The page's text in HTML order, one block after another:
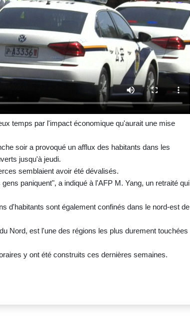
temps par l'impact économique qu'aurait une mise
soir a provoqué un afflux des habitants dans les
jusqu'à jeudi.
semblaient avoir été dévalisés.
paniquent", a indiqué à l'AFP M. Yang, un retraité qui
d'habitants sont également confinés dans le nord-est de
Nord, est l'une des régions les plus durement touchées
y ont été construits ces dernières semaines.